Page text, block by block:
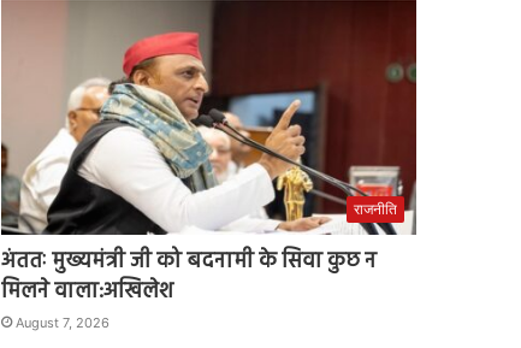
राजनीति
अंततः मुख्यमंत्री जी को बदनामी के सिवा कुछ न
मिलने वाला:अखिलेश
August 7, 2026